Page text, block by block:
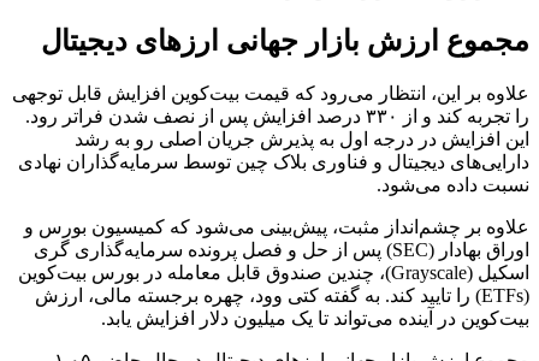
مجموع ارزش بازار جهانی ارزهای دیجیتال
علاوه بر این، انتظار می‌رود که قیمت بیت‌کوین افزایش قابل توجهی
را تجربه کند و از ۳۳۰ درصد افزایش پس از نصف شدن فراتر رود.
این افزایش در درجه اول به پذیرش جریان اصلی رو به رشد
دارایی‌های دیجیتال و فناوری بلاک چین توسط سرمایه‌گذاران نهادی
نسبت داده می‌شود.
علاوه بر چشم‌انداز مثبت، پیش‌بینی می‌شود که کمیسیون بورس و
اوراق بهادار (SEC) پس از حل و فصل پرونده سرمایه‌گذاری گری
اسکیل (Grayscale)، چندین صندوق قابل معامله در بورس بیت‌کوین
(ETFs) را تایید کند. به گفته کتی وود، چهره برجسته مالی، ارزش
بیت‌کوین در آینده می‌تواند تا یک میلیون دلار افزایش یابد.